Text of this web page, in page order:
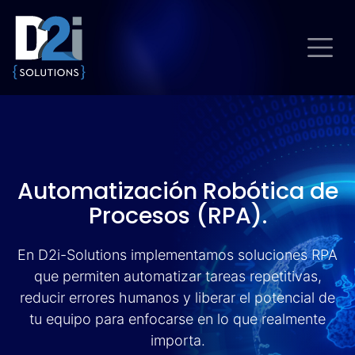
Automatización Robótica de
Procesos (RPA).
En D2i-Solutions implementamos soluciones RPA
que permiten automatizar tareas repetitivas,
reducir errores humanos y liberar el potencial de
tu equipo para enfocarse en lo que realmente
importa.